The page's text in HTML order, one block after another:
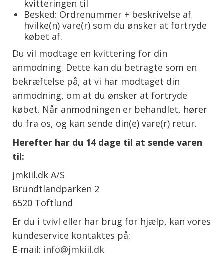
kvitteringen til
Besked: Ordrenummer + beskrivelse af
hvilke(n) vare(r) som du ønsker at fortryde
købet af.
Du vil modtage en kvittering for din
anmodning. Dette kan du betragte som en
bekræftelse på, at vi har modtaget din
anmodning, om at du ønsker at fortryde
købet. Når anmodningen er behandlet, hører
du fra os, og kan sende din(e) vare(r) retur.
Herefter har du 14 dage til at sende varen
til:
jmkiil.dk A/S
Brundtlandparken 2
6520 Toftlund
Er du i tvivl eller har brug for hjælp, kan vores
kundeservice kontaktes på:
E-mail: info@jmkiil.dk